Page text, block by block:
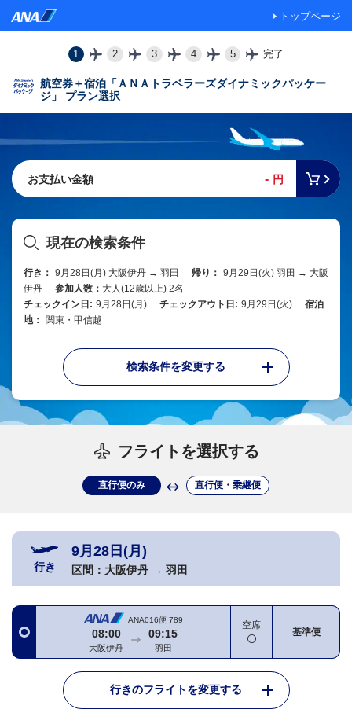
トップページ
1 2 3 4 5 完了
航空券＋宿泊「ＡＮＡトラベラーズダイナミックパッケー
ジ」 プラン選択
お支払い金額 - 円
現在の検索条件
行き： 9月28日(月) 大阪伊丹 → 羽田 帰り： 9月29日(火) 羽田 → 大阪
伊丹
参加人数： 大人(12歳以上) 2名
チェックイン日: 9月28日(月) チェックアウト日: 9月29日(火)
宿泊
地：
関東・甲信越
検索条件を変更する
フライトを選択する
直行便のみ 直行便・乗継便
行き
9月28日(月)
区間： 大阪伊丹 → 羽田
ANA016便 789
08:00
大阪伊丹
09:15
羽田
空席
基準便
行きのフライトを変更する